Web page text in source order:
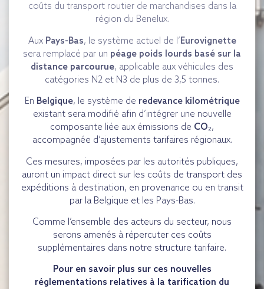
coûts du transport routier de marchandises dans la
région du Benelux.
Aux Pays-Bas, le système actuel de l’Eurovignette
sera remplacé par un péage poids lourds basé sur la
distance parcourue, applicable aux véhicules des
catégories N2 et N3 de plus de 3,5 tonnes.
En Belgique, le système de redevance kilométrique
existant sera modifié afin d’intégrer une nouvelle
composante liée aux émissions de CO₂,
accompagnée d’ajustements tarifaires régionaux.
Ces mesures, imposées par les autorités publiques,
auront un impact direct sur les coûts de transport des
expéditions à destination, en provenance ou en transit
par la Belgique et les Pays-Bas.
Comme l’ensemble des acteurs du secteur, nous
serons amenés à répercuter ces coûts
supplémentaires dans notre structure tarifaire.
Pour en savoir plus sur ces nouvelles
réglementations relatives à la tarification du